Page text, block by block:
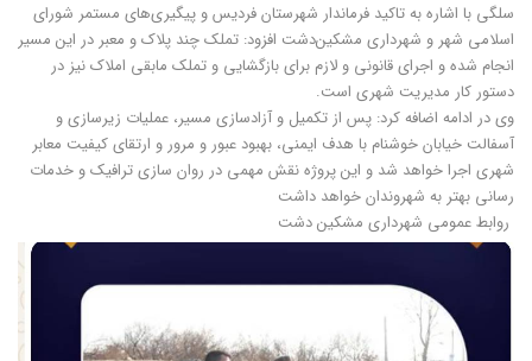
سلگی با اشاره به تاکید فرماندار شهرستان فردیس و پیگیری‌های مستمر شورای
اسلامی شهر و شهرداری مشکین‌دشت افزود: تملک چند پلاک و معبر در این مسیر
انجام شده و اجرای قانونی و لازم برای بازگشایی و تملک مابقی املاک نیز در
دستور کار مدیریت شهری است.
وی در ادامه اضافه کرد: پس از تکمیل و آزادسازی مسیر، عملیات زیرسازی و
آسفالت خیابان خوشنام با هدف ایمنی، بهبود عبور و مرور و ارتقای کیفیت معابر
شهری اجرا خواهد شد و این پروژه نقش مهمی در روان سازی ترافیک و خدمات
رسانی بهتر به شهروندان خواهد داشت
روابط عمومی شهرداری مشکین دشت